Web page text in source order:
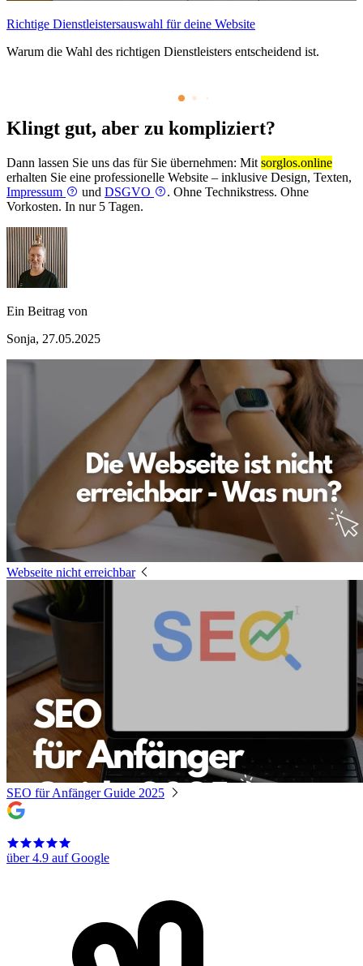
Richtige Dienstleistersauswahl für deine Website
Warum die Wahl des richtigen Dienstleisters entscheidend ist.
Klingt gut, aber zu kompliziert?
Dann lassen Sie uns das für Sie übernehmen: Mit sorglos.online
erhalten Sie eine professionelle Website – inklusive Design, Texten,
Impressum
und DSGVO
. Ohne Technikstress. Ohne
Vorkosten. In nur 5 Tagen.
Ein Beitrag von
Sonja, 27.05.2025
Webseite nicht erreichbar
SEO für Anfänger Guide 2025
über 4.9 auf Google